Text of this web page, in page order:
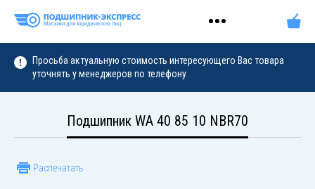
Просьба актуальную стоимость интересующего Вас товара
уточнять у менеджеров по телефону
Подшипник WA 40 85 10 NBR70
Распечатать